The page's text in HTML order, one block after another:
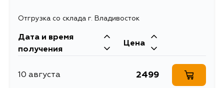
Отгрузка со склада г. Владивосток
Дата и время
получения
Цена
10 августа 2499